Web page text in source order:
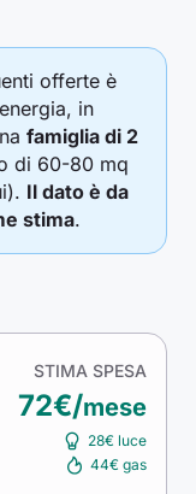
offerte è
in
famiglia di 2
di 60-80 mq
Il dato è da
stima.
STIMA SPESA
72€/mese
28€ luce
44€ gas